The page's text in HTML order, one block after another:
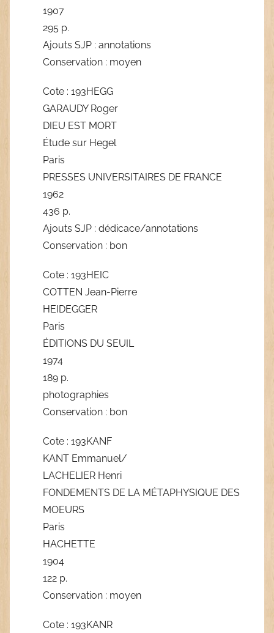
1907
295 p.
Ajouts SJP : annotations
Conservation : moyen
Cote : 193HEGG
GARAUDY Roger
DIEU EST MORT
Étude sur Hegel
Paris
PRESSES UNIVERSITAIRES DE FRANCE
1962
436 p.
Ajouts SJP : dédicace/annotations
Conservation : bon
Cote : 193HEIC
COTTEN Jean-Pierre
HEIDEGGER
Paris
ÉDITIONS DU SEUIL
1974
189 p.
photographies
Conservation : bon
Cote : 193KANF
KANT Emmanuel/
LACHELIER Henri
FONDEMENTS DE LA MÉTAPHYSIQUE DES
MOEURS
Paris
HACHETTE
1904
122 p.
Conservation : moyen
Cote : 193KANR